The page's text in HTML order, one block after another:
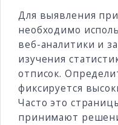
Для выявления
необходимо
веб-аналитики и
изучения
отписок.
фиксируется
Часто это
принимают